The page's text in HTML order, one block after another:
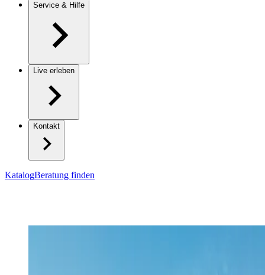
Service & Hilfe
Live erleben
Kontakt
KatalogBeratung finden